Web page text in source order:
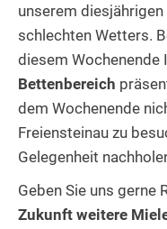
unserem diesjährigen
schlechten Wetters.
diesem Wochenende
Bettenbereich
dem Wochenende
Freiensteinau zu
Gelegenheit
Geben Sie uns gerne
Zukunft weitere